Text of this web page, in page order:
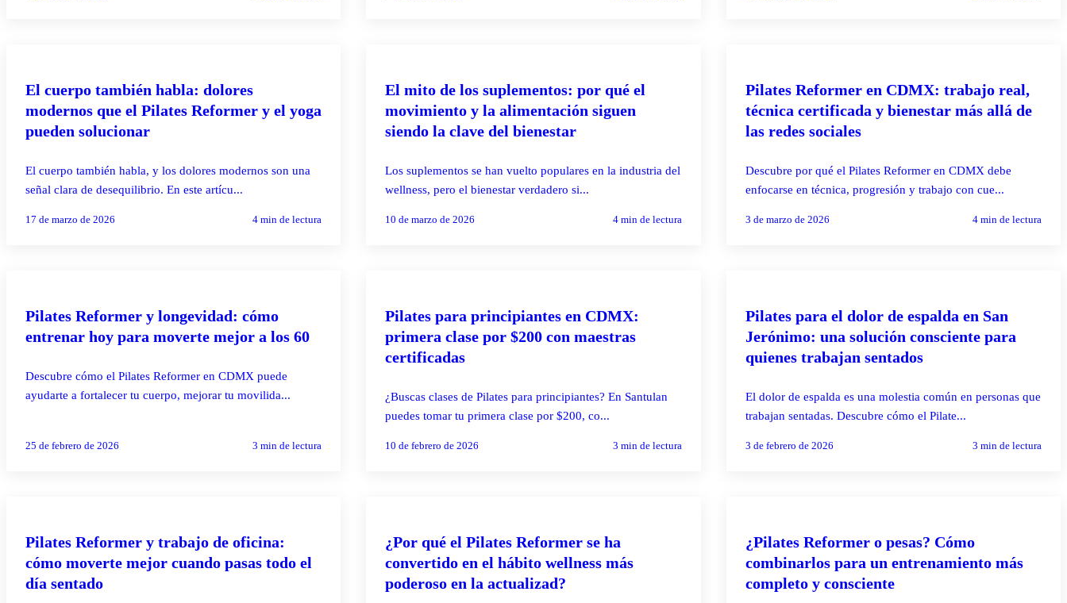
El cuerpo también habla: dolores
modernos que el Pilates Reformer y el yoga
pueden solucionar
El cuerpo también habla, y los dolores modernos son una
señal clara de desequilibrio. En este artícu...
17 de marzo de 2026 4 min de lectura
El mito de los suplementos: por qué el
movimiento y la alimentación siguen
siendo la clave del bienestar
Los suplementos se han vuelto populares en la industria del
wellness, pero el bienestar verdadero si...
10 de marzo de 2026 4min de lectura
Pilates Reformer en CDMX: trabajo real,
técnica certificada y bienestar más allá de
las redes sociales
Descubre por qué el Pilates Reformer en CDMX debe
enfocarse en técnica, progresión y trabajo con cue...
3 de marzo de 2026 4min de lectura
Pilates Reformer y longevidad: cómo
entrenar hoy para moverte mejor a los 60
Descubre cómo el Pilates Reformer en CDMX puede
ayudarte a fortalecer tu cuerpo, mejorar tu movilida...
25 de febrero de 2026 3 min de lectura
Pilates para principiantes en CDMX:
primera clase por $200 con maestras
certificadas
¿Buscas clases de Pilates para principiantes? En Santulan
puedes tomar tu primera clase por $200, co...
10 de febrero de 2026 3 min de lectura
Pilates para el dolor de espalda en San
Jerónimo: una solución consciente para
quienes trabajan sentados
El dolor de espalda es una molestia común en personas que
trabajan sentadas. Descubre cómo el Pilate...
3 de febrero de 2026 3 min de lectura
Pilates Reformer y trabajo de oficina:
cómo moverte mejor cuando pasas todo el
día sentado
¿Por qué el Pilates Reformer se ha
convertido en el hábito wellness más
poderoso en la actualizad?
¿Pilates Reformer o pesas? Cómo
combinarlos para un entrenamiento más
completo y consciente